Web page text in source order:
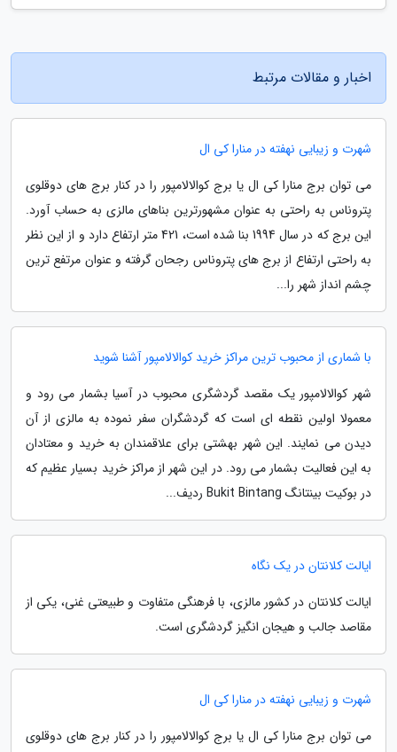
اخبار و مقالات مرتبط
شهرت و زیبایی نهفته در منارا کی ال
می توان برج منارا کی ال یا برج کوالالامپور را در کنار برج های دوقلوی
پتروناس به راحتی به عنوان مشهورترین بناهای مالزی به حساب آورد.
این برج که در سال 1994 بنا شده است، 421 متر ارتفاع دارد و از این نظر
به راحتی ارتفاع از برج های پتروناس رجحان گرفته و عنوان مرتفع ترین
چشم انداز شهر را...
با شماری از محبوب ترین مراکز خرید کوالالامپور آشنا شوید
شهر کوالالامپور یک مقصد گردشگری محبوب در آسیا بشمار می رود و
معمولا اولین نقطه ای است که گردشگران سفر نموده به مالزی از آن
دیدن می نمایند. این شهر بهشتی برای علاقمندان به خرید و معتادان
به این فعالیت بشمار می رود. در این شهر از مراکز خرید بسیار عظیم که
در بوکیت بینتانگ Bukit Bintang ردیف...
ایالت کلانتان در یک نگاه
ایالت کلانتان در کشور مالزی، با فرهنگی متفاوت و طبیعتی غنی، یکی از
مقاصد جالب و هیجان انگیز گردشگری است.
شهرت و زیبایی نهفته در منارا کی ال
می توان برج منارا کی ال یا برج کوالالامپور را در کنار برج های دوقلوی